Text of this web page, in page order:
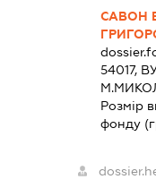
САВОН
54017,
Розмір
фонду